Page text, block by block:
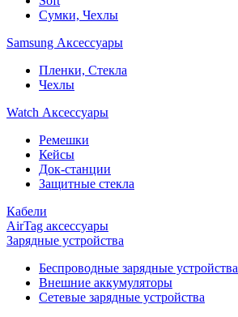
Сумки, Чехлы
Samsung Аксессуары
Пленки, Стекла
Чехлы
Watch Аксессуары
Ремешки
Кейсы
Док-станции
Защитные стекла
Кабели
AirTag аксессуары
Зарядные устройства
Беспроводные зарядные устройства
Внешние аккумуляторы
Сетевые зарядные устройства